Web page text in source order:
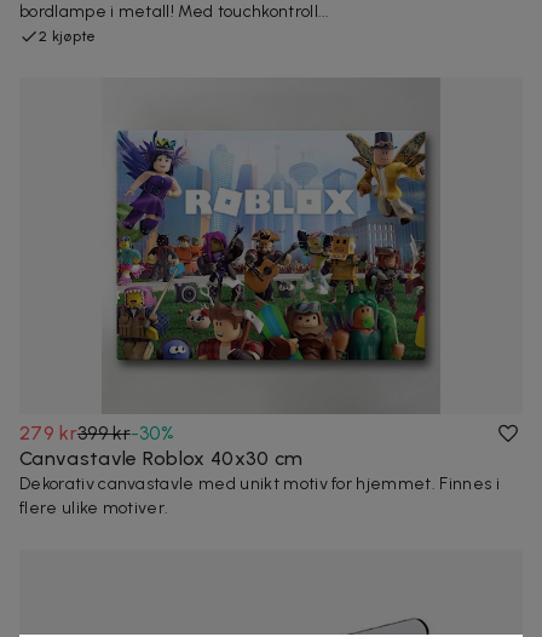
bordlampe i metall! Med touchkontroll...
2 kjøpte
279 kr399 kr-30%
Canvastavle Roblox 40x30 cm
Dekorativ canvastavle med unikt motiv for hjemmet. Finnes i
flere ulike motiver.